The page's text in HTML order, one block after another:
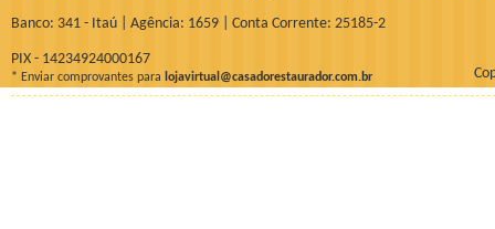
Banco: 341 - Itaú | Agência: 1659 | Conta Corrente: 25185-2
PIX - 14234924000167
* Enviar comprovantes para lojavirtual@casadorestaurador.com.br